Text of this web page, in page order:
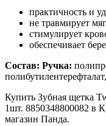
практичность и
не травмирует
стимулирует
обеспечивает
Состав: Ручка:
Купить Зубная щетка
1шт. 8850348800082 в
магазин Панда.